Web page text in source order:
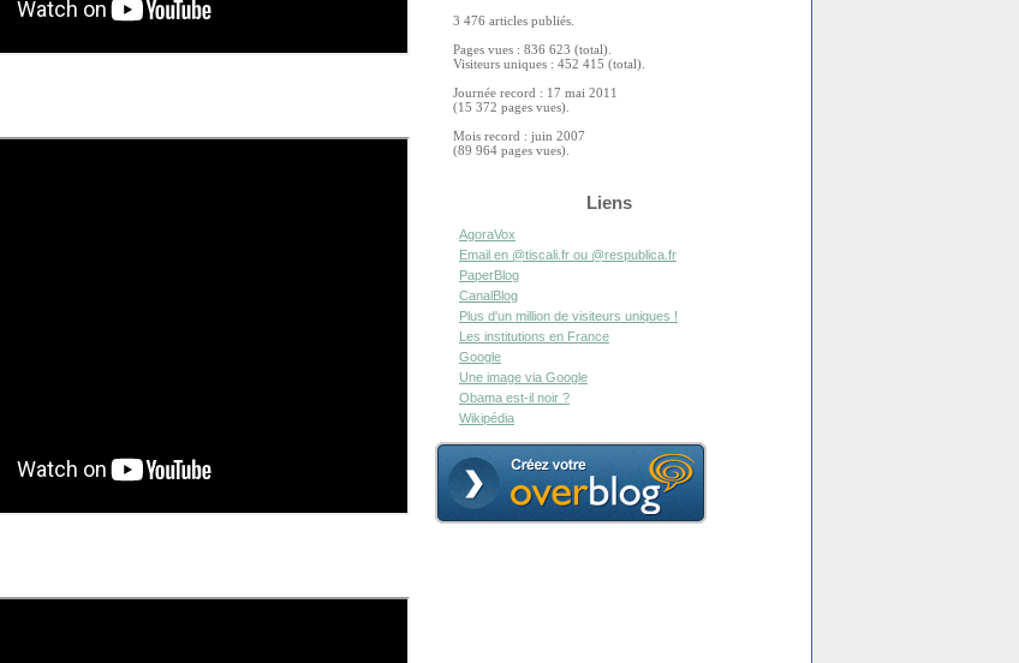
3 476 articles publiés.
Pages vues : 836 623 (total).
Visiteurs uniques : 452 415 (total).
Journée record : 17 mai 2011
(15 372 pages vues).
Mois record : juin 2007
(89 964 pages vues).
Liens
AgoraVox
Email en @tiscali.fr ou @respublica.fr
PaperBlog
CanalBlog
Plus d'un million de visiteurs uniques !
Les institutions en France
Google
Une image via Google
Obama est-il noir ?
Wikipédia